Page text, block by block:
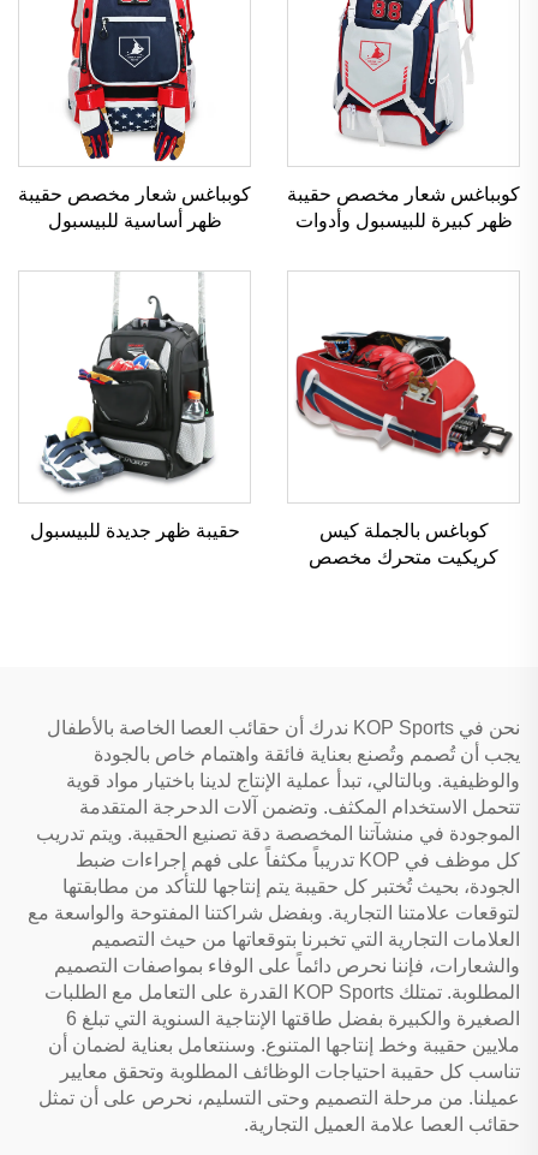
كوبباغس شعار مخصص حقيبة
ظهر كبيرة للبيسبول وأدوات
مخصصة للبيسبول
كوبباغس شعار مخصص حقيبة
ظهر أساسية للبيسبول
قاعدة
كوباغس بالجملة كيس
كريكيت متحرك مخصص
حقيبة ظهر جديدة للبيسبول
نحن في KOP Sports ندرك أن حقائب العصا الخاصة بالأطفال
يجب أن تُصمم وتُصنع بعناية فائقة واهتمام خاص بالجودة
والوظيفية. وبالتالي، تبدأ عملية الإنتاج لدينا باختيار مواد قوية
تتحمل الاستخدام المكثف. وتضمن آلات الدحرجة المتقدمة
الموجودة في منشآتنا المخصصة دقة تصنيع الحقيبة. ويتم تدريب
كل موظف في KOP تدريباً مكثفاً على فهم إجراءات ضبط
الجودة، بحيث تُختبر كل حقيبة يتم إنتاجها للتأكد من مطابقتها
لتوقعات علامتنا التجارية. وبفضل شراكتنا المفتوحة والواسعة مع
العلامات التجارية التي تخبرنا بتوقعاتها من حيث التصميم
والشعارات، فإننا نحرص دائماً على الوفاء بمواصفات التصميم
المطلوبة. تمتلك KOP Sports القدرة على التعامل مع الطلبات
الصغيرة والكبيرة بفضل طاقتها الإنتاجية السنوية التي تبلغ 6
ملايين حقيبة وخط إنتاجها المتنوع. وسنتعامل بعناية لضمان أن
تناسب كل حقيبة احتياجات الوظائف المطلوبة وتحقق معايير
عميلنا. من مرحلة التصميم وحتى التسليم، نحرص على أن تمثل
حقائب العصا علامة العميل التجارية.